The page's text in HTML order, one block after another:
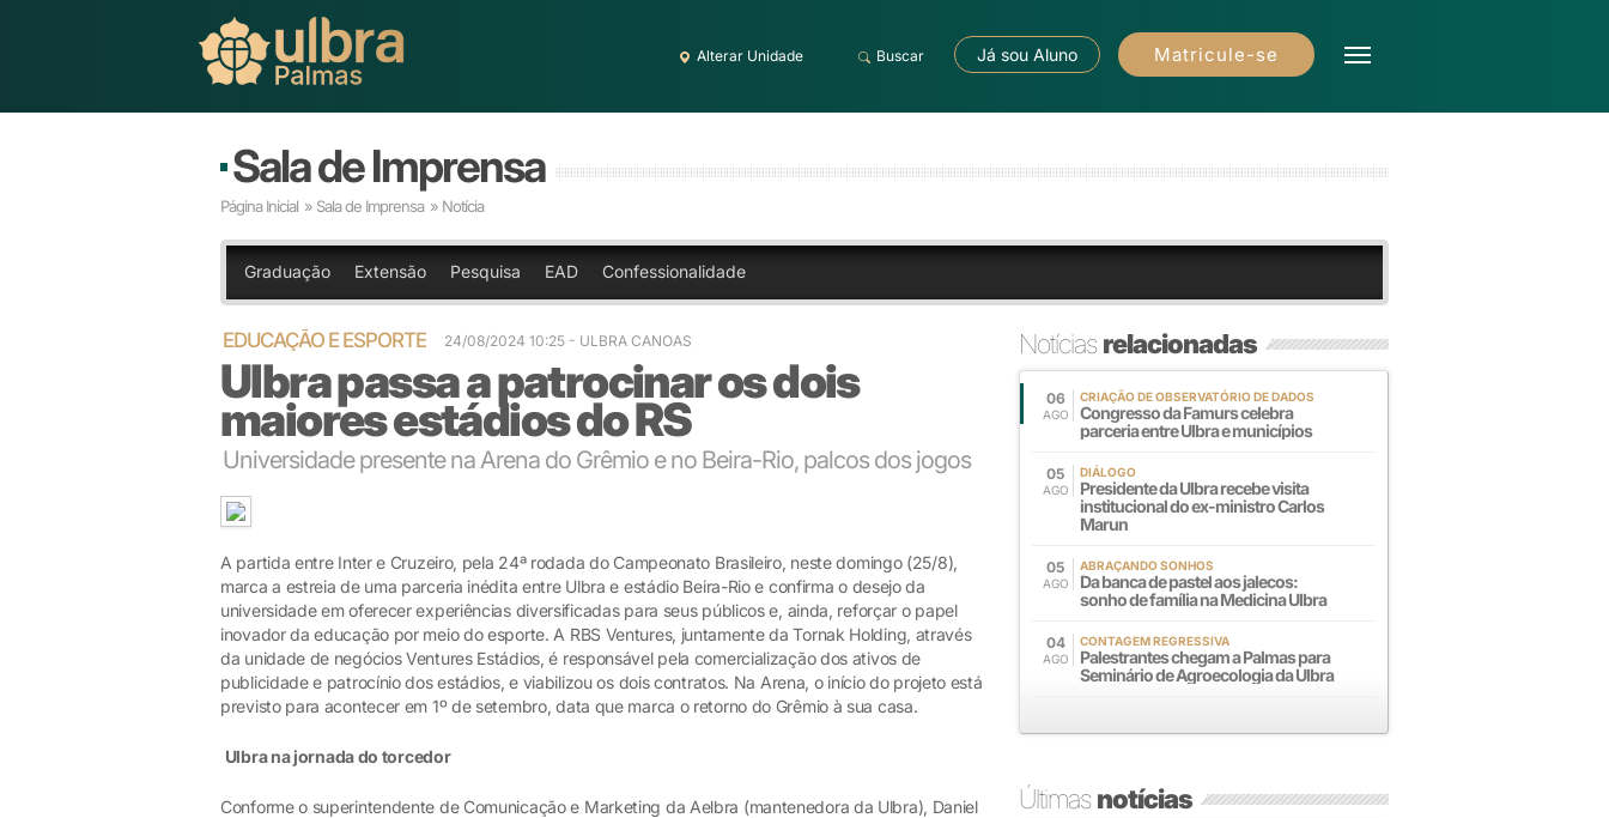
Alterar Unidade Buscar Já sou Aluno Matricule-se
Sala de Imprensa
Página Inicial » Sala de Imprensa » Notícia
Graduação Extensão Pesquisa EAD Confessionalidade
EDUCAÇÃO E ESPORTE 24/08/2024 10:25 - ULBRA CANOAS
Ulbra passa a patrocinar os dois
maiores estádios do RS
Universidade presente na Arena do Grêmio e no Beira-Rio, palcos dos jogos
A partida entre Inter e Cruzeiro, pela 24ª rodada do Campeonato Brasileiro, neste domingo (25/8),
marca a estreia de uma parceria inédita entre Ulbra e estádio Beira-Rio e confirma o desejo da
universidade em oferecer experiências diversificadas para seus públicos e, ainda, reforçar o papel
inovador da educação por meio do esporte. A RBS Ventures, juntamente da Tornak Holding, através
da unidade de negócios Ventures Estádios, é responsável pela comercialização dos ativos de
publicidade e patrocínio dos estádios, e viabilizou os dois contratos. Na Arena, o início do projeto está
previsto para acontecer em 1º de setembro, data que marca o retorno do Grêmio à sua casa.
Ulbra na jornada do torcedor
Conforme o superintendente de Comunicação e Marketing da Aelbra (mantenedora da Ulbra), Daniel
Notíciasrelacionadas
06
AGO
CRIAÇÃO DE OBSERVATÓRIO DE DADOS
Congresso da Famurs celebra
parceria entre Ulbra e municípios
05
AGO
DIÁLOGO
Presidente da Ulbra recebe visita
institucional do ex-ministro Carlos
Marun
05
AGO
ABRAÇANDO SONHOS
Da banca de pastel aos jalecos:
sonho de família na Medicina Ulbra
04
AGO
CONTAGEM REGRESSIVA
Palestrantes chegam a Palmas para
Seminário de Agroecologia da Ulbra
Últimasnotícias